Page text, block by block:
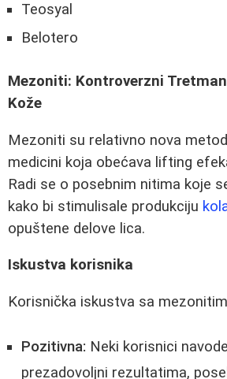
Teosyal
Belotero
Mezoniti: Kontroverzni
Kože
Mezoniti su relativno nova
medicini koja obećava lifting
Radi se o posebnim nitima koje
kako bi stimulisale produkciju
opuštene delove lica.
Iskustva korisnika
Korisnička iskustva sa
Pozitivna: Neki korisnici
prezadovoljni rezultatima,